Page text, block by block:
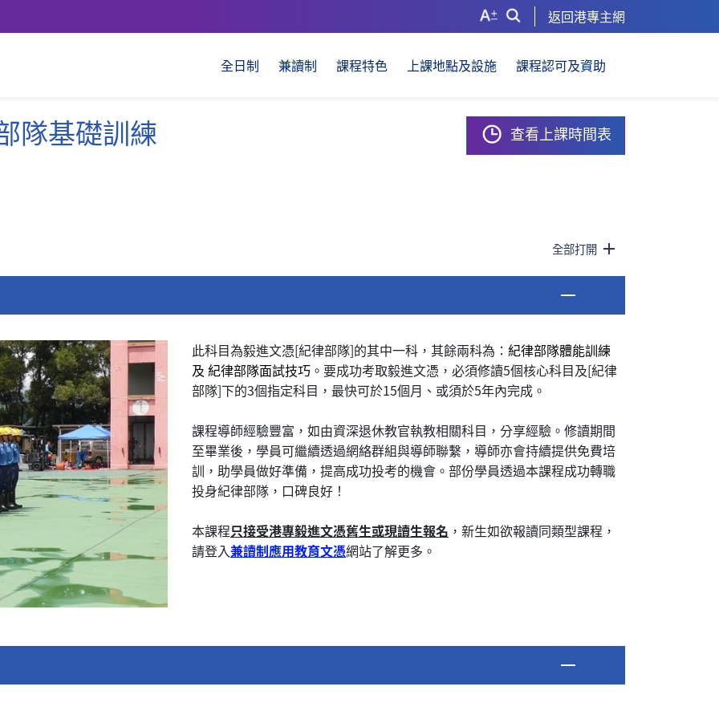
返回港專主網
全日制 兼讀制 課程特色 上課地點及設施 課程認可及資助
隊基礎訓練 查看上課時間表
全部打開
此科目為毅進文憑[紀律部隊]的其中一科，其餘兩科為： 紀律部隊體能訓練
及 紀律部隊面試技巧 。要成功考取毅進文憑，必須修讀5個核心科目及[紀律
部隊]下的3個指定科目，最快可於15個月、或須於5年內完成。
課程導師經驗豐富，如由資深退休教官執教相關科目，分享經驗。修讀期間
至畢業後，學員可繼續透過網絡群組與導師聯繫，導師亦會持續提供免費培
訓，助學員做好準備，提高成功投考的機會。部份學員透過本課程成功轉職
投身紀律部隊，口碑良好！
本課程只接受港專毅進文憑舊生或現讀生報名 ，新生如欲報讀同類型課程，
請登入兼讀制應用教育文憑網站了解更多。